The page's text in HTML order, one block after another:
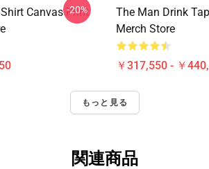
Canvas Print
-20%
The Man Drink
Merch Store
￥317,550 - ￥
もっと見る
関連商品